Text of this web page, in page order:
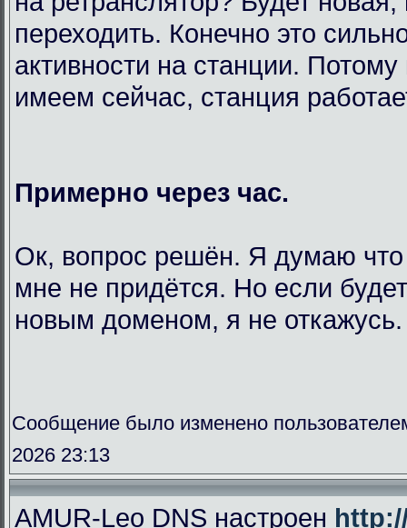
переходить. Конечно это
активности на станции. Потому
имеем сейчас, станция
Примерно через час.
Ок, вопрос решён. Я думаю что
мне не придётся. Но если
новым доменом, я не откажусь.
Сообщение было изменено
2026 23:13
AMUR-Leo DNS настроен